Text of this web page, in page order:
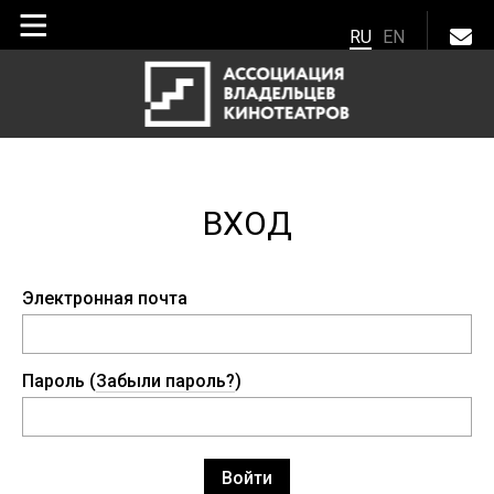
RU EN
ВХОД
Электронная почта
Пароль (Забыли пароль?)